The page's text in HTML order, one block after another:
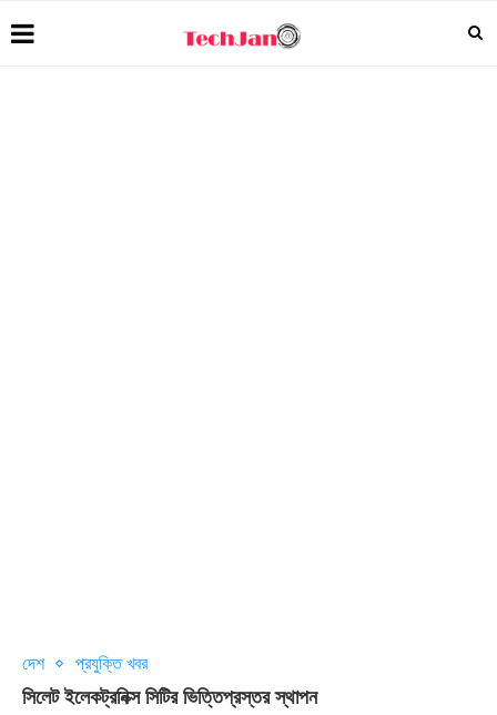
দেশ প্রযুক্তি খবর
সিলেট ইলেকট্রনিক্স সিটির ভিত্তিপ্রস্তর স্থাপন